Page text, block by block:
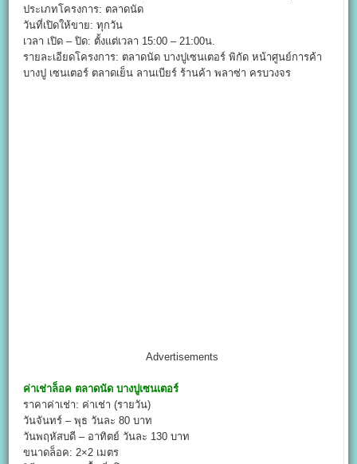
ประเภทโครงการ: ตลาดนัด
วันที่เปิดให้ขาย: ทุกวัน
เวลา เปิด – ปิด: ตั้งแต่เวลา 15:00 – 21:00น.
รายละเอียดโครงการ: ตลาดนัด บางปูเซนเตอร์ พิกัด หน้าศูนย์การค้า
บางปู เซนเตอร์ ตลาดเย็น ลานเบียร์ ร้านค้า พลาซ่า ครบวงจร
Advertisements
ค่าเช่าล็อค ตลาดนัด บางปูเซนเตอร์
ราคาค่าเช่า: ค่าเช่า (รายวัน)
วันจันทร์ – พุธ วันละ 80 บาท
วันพฤหัสบดี – อาทิตย์ วันละ 130 บาท
ขนาดล็อค: 2×2 เมตร